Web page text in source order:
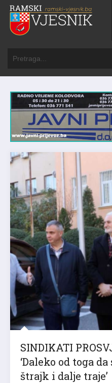
SINDIKATI
‘Daleko od toga
štrajk i dalje traje’